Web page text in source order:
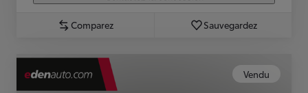
Comparez Sauvegardez
Vendu